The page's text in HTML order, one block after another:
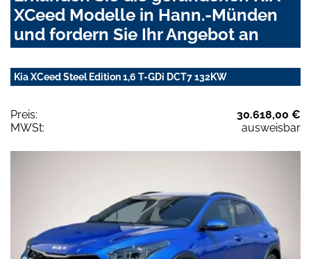
XCeed Modelle in Hann.-Münden
und fordern Sie Ihr Angebot an
Kia XCeed Steel Edition 1,6 T-GDi DCT7 132KW
Preis:
30.618,00 €
MWSt:
ausweisbar